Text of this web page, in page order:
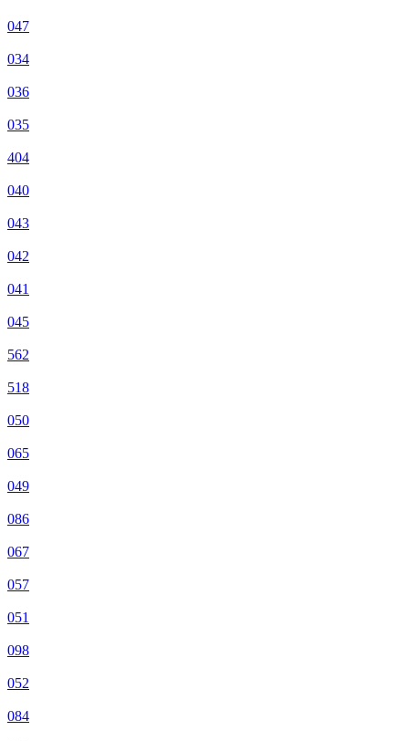
047
034
036
035
404
040
043
042
041
045
562
518
050
065
049
086
067
057
051
098
052
084